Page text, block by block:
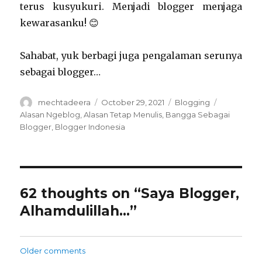
terus kusyukuri. Menjadi blogger menjaga
kewarasanku! 😊
Sahabat, yuk berbagi juga pengalaman serunya
sebagai blogger…
Author
mechtadeera
Posted
on
October 29, 2021 Categories
Blogging
Alasan Ngeblog ,Alasan Tetap Menulis Bangga Sebagai
Blogger Blogger Indonesia
62 thoughts on “Saya Blogger,
Alhamdulillah…”
Comments
Older comments